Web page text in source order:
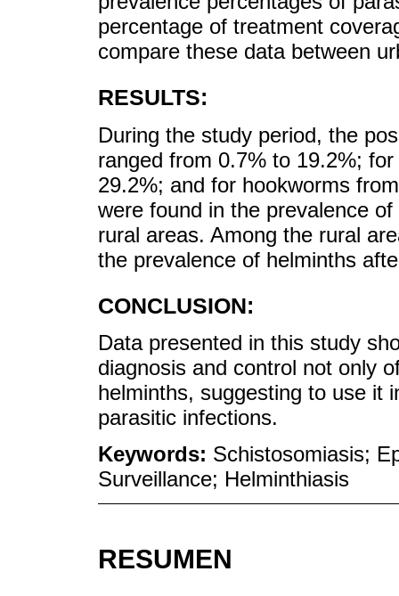
percentage of treatment
compare these data between
RESULTS:
During the study period, the
ranged from 0.7% to 19.2%; for
29.2%; and for hookworms
were found in the prevalence
rural areas. Among the rural
the prevalence of helminths
CONCLUSION:
Data presented in this study
diagnosis and control not only
helminths, suggesting to use it
parasitic infections.
Keywords: Schistosomiasis;
Surveillance; Helminthiasis
RESUMEN